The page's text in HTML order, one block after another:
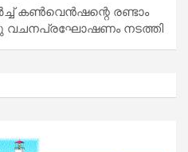
കൺവെൻഷന്റെ രണ്ടാം
വചനപ്രഘോഷണം നടത്തി